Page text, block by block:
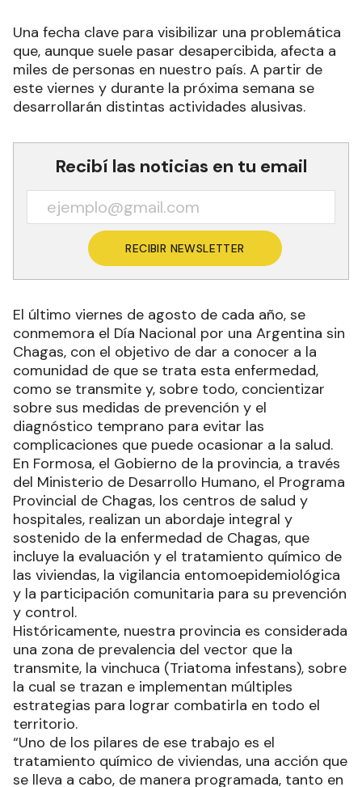
Una fecha clave para visibilizar una problemática
que, aunque suele pasar desapercibida, afecta a
miles de personas en nuestro país. A partir de
este viernes y durante la próxima semana se
desarrollarán distintas actividades alusivas.
Recibí las noticias en tu email
RECIBIR NEWSLETTER
El último viernes de agosto de cada año, se
conmemora el Día Nacional por una Argentina sin
Chagas, con el objetivo de dar a conocer a la
comunidad de que se trata esta enfermedad,
como se transmite y, sobre todo, concientizar
sobre sus medidas de prevención y el
diagnóstico temprano para evitar las
complicaciones que puede ocasionar a la salud.
En Formosa, el Gobierno de la provincia, a través
del Ministerio de Desarrollo Humano, el Programa
Provincial de Chagas, los centros de salud y
hospitales, realizan un abordaje integral y
sostenido de la enfermedad de Chagas, que
incluye la evaluación y el tratamiento químico de
las viviendas, la vigilancia entomoepidemiológica
y la participación comunitaria para su prevención
y control.
Históricamente, nuestra provincia es considerada
una zona de prevalencia del vector que la
transmite, la vinchuca (Triatoma infestans), sobre
la cual se trazan e implementan múltiples
estrategias para lograr combatirla en todo el
territorio.
“Uno de los pilares de ese trabajo es el
tratamiento químico de viviendas, una acción que
se lleva a cabo, de manera programada, tanto en